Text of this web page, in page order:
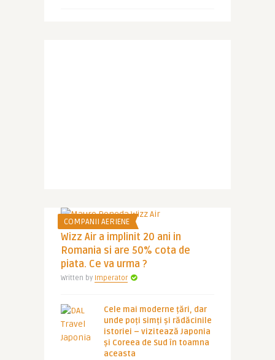
COMPANII AERIENE
Wizz Air a implinit 20 ani in
Romania si are 50% cota de
piata. Ce va urma ?
Written by Imperator
Cele mai moderne țări, dar
unde poți simți și rădăcinile
istoriei – vizitează Japonia
și Coreea de Sud în toamna
aceasta